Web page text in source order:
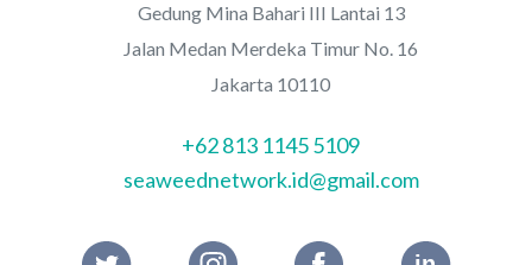
Gedung Mina Bahari III Lantai 13
Jalan Medan Merdeka Timur No. 16
Jakarta 10110
+62 813 1145 5109
seaweednetwork.id@gmail.com